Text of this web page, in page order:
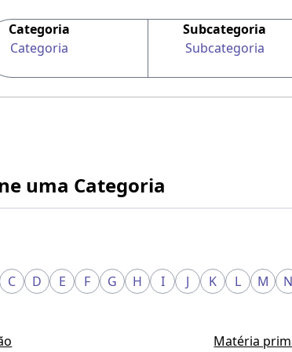
Categoria
Categoria
Subcategoria
Subcategoria
uma Categoria
C D E F G H I J K L M N
Matéria